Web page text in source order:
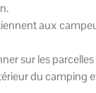
aux
sur les
du camping